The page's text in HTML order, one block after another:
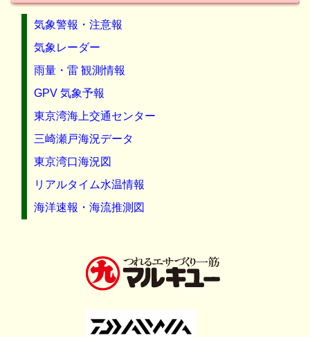
気象警報・注意報
気象レーダー
雨量・雷 観測情報
GPV 気象予報
東京湾海上交通センター
三崎瀬戸海況データ
東京湾口海況図
リアルタイム水温情報
海洋速報・海流推測図